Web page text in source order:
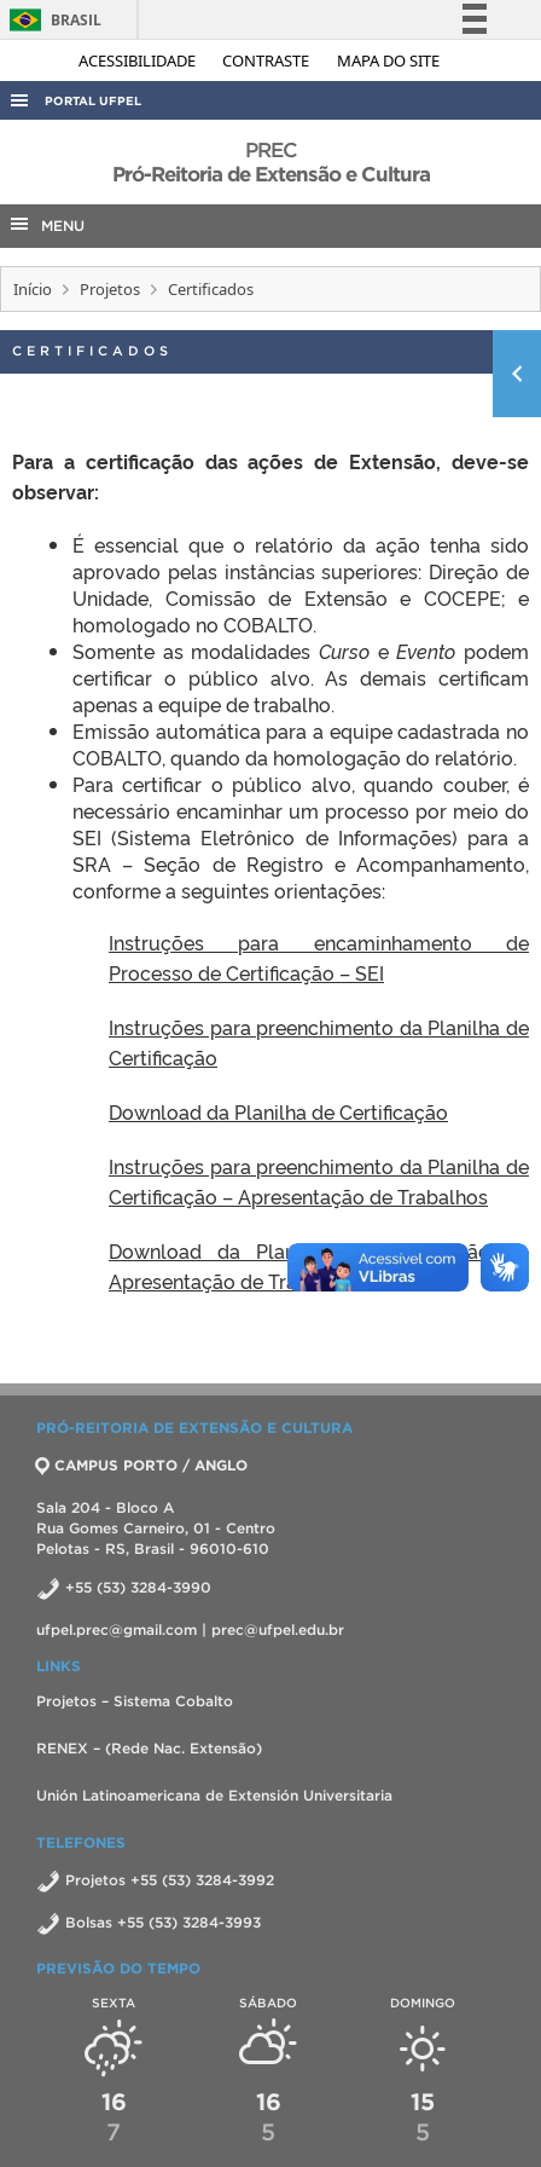
ACESSIBILIDADE CONTRASTE MAPA DO SITE
BRASIL
Simplifique!
Acesso à informação
Legislação
PORTAL UFPEL
AUDITORIA
COBALTO
CONCURSOS
INTERNACIONAL
TELEFONES
PREC
Pró-Reitoria de Extensão e Cultura
MENU
Início Projetos Certificados
CERTIFICADOS
Para a certificação das ações de Extensão, deve-se
observar:
É essencial que o relatório da ação tenha sido
aprovado pelas instâncias superiores: Direção de
Unidade, Comissão de Extensão e COCEPE; e
homologado no COBALTO.
Somente as modalidades Curso eEvento podem
certificar o público alvo. As demais certificam
apenas a equipe de trabalho.
Emissão automática para a equipe cadastrada no
COBALTO, quando da homologação do relatório.
Para certificar o público alvo, quando couber, é
necessário encaminhar um processo por meio do
SEI (Sistema Eletrônico de Informações) para a
SRA – Seção de Registro e Acompanhamento,
conforme a seguintes orientações:
Instruções para encaminhamento de
Processo de Certificação – SEI
Instruções para preenchimento da Planilha de
Certificação
Download da Planilha de Certificação
Instruções para preenchimento da Planilha de
Certificação – Apresentação de Trabalhos
Download da Planilha de Certificação de
Apresentação de Trabalhos
PRÓ-REITORIA DE EXTENSÃO E CULTURA
CAMPUS PORTO / ANGLO
Sala 204 - Bloco A
Rua Gomes Carneiro, 01 - Centro
Pelotas - RS, Brasil - 96010-610
+55 (53) 3284-3990
ufpel.prec@gmail.com | prec@ufpel.edu.br
LINKS
Projetos – Sistema Cobalto
RENEX – (Rede Nac. Extensão)
Unión Latinoamericana de Extensión Universitaria
TELEFONES
Projetos +55 (53) 3284-3992
Bolsas +55 (53) 3284-3993
PREVISÃO DO TEMPO
SEXTA
16
7
SÁBADO
16
5
DOMINGO
15
5